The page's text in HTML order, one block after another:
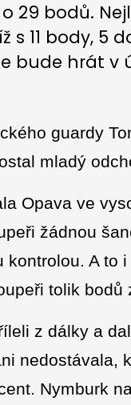
29 bodů.
11 body, 5
bude hrát v
guardy
mladý
Opava ve
žádnou
A to
tolik bodů
z dálky a
nedostávala,
Nymburk